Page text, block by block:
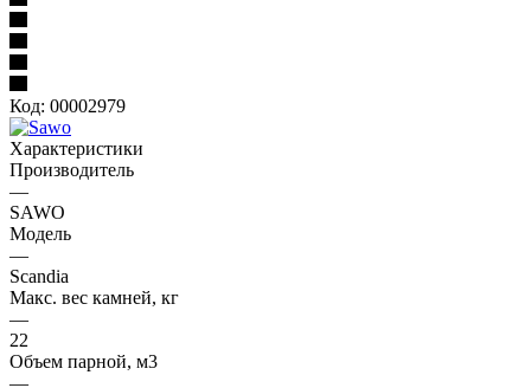
Код: 00002979
Характеристики
Производитель
—
SAWO
Модель
—
Scandia
Макс. вес камней, кг
—
22
Oбъем парной, м3
—